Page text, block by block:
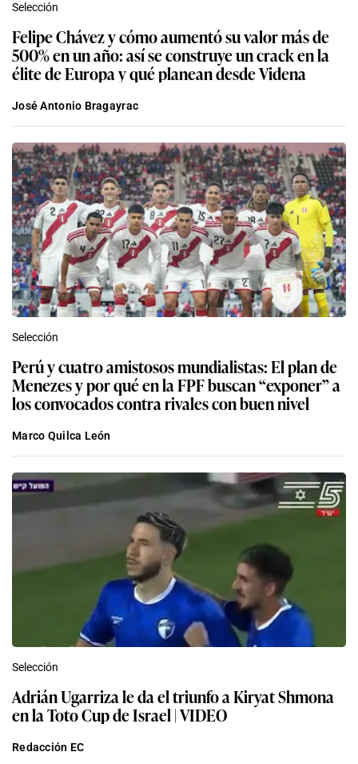
Selección
Felipe Chávez y cómo aumentó su valor más de
500% en un año: así se construye un crack en la
élite de Europa y qué planean desde Videna
José Antonio Bragayrac
Selección
Perú y cuatro amistosos mundialistas: El plan de
Menezes y por qué en la FPF buscan “exponer” a
los convocados contra rivales con buen nivel
Marco Quilca León
Selección
Adrián Ugarriza le da el triunfo a Kiryat Shmona
en la Toto Cup de Israel | VIDEO
Redacción EC